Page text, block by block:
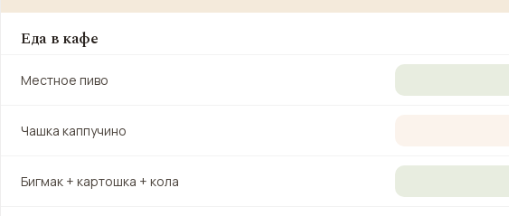
Еда в кафе
Местное пиво
Чашка каппучино
Бигмак + картошка + кола